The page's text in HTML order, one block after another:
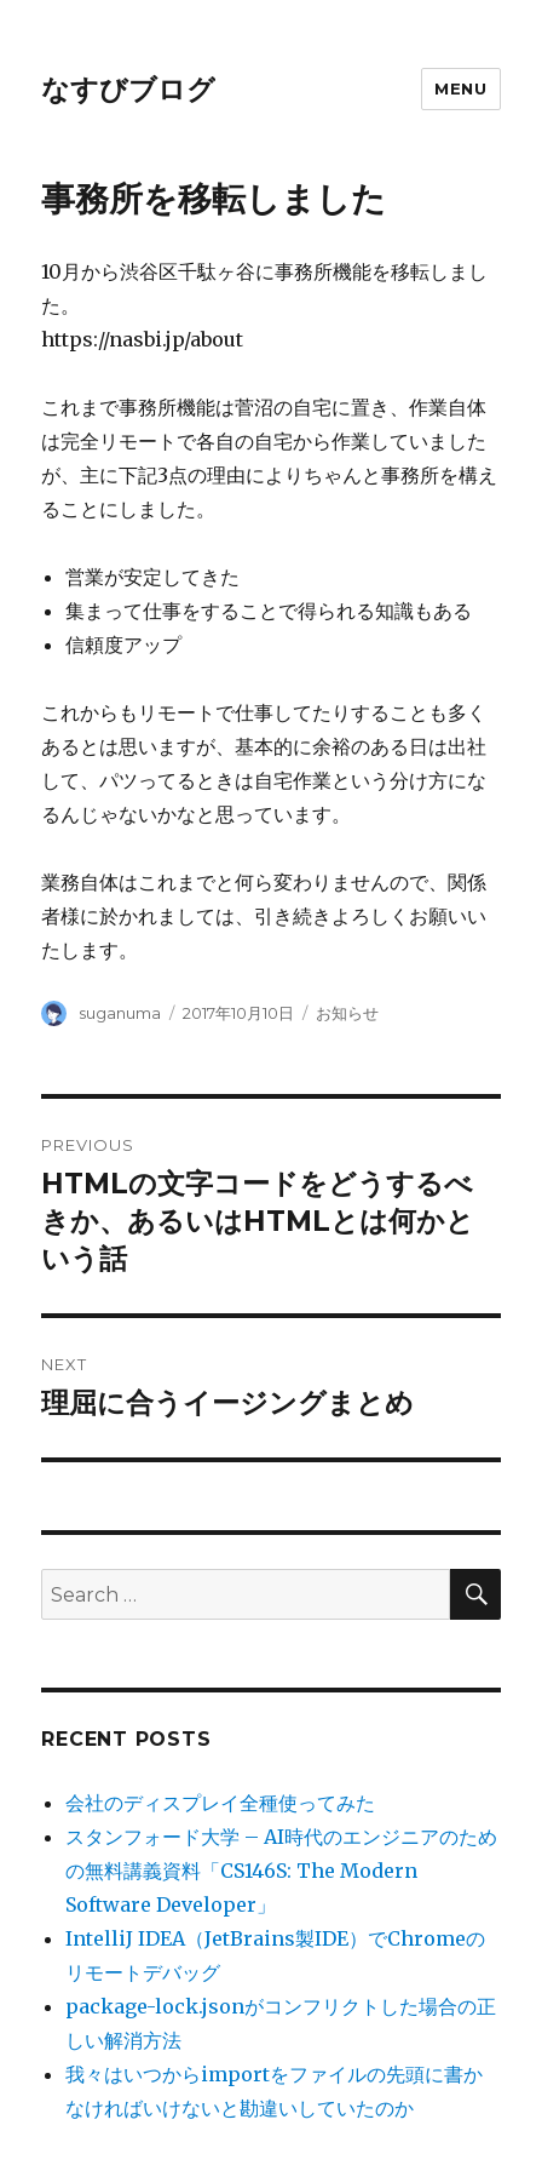
なすびブログ MENU
事務所を移転しました
10月から渋谷区千駄ヶ谷に事務所機能を移転しまし
た。
https://nasbi.jp/about
これまで事務所機能は菅沼の自宅に置き、作業自体
は完全リモートで各自の自宅から作業していました
が、主に下記3点の理由によりちゃんと事務所を構え
ることにしました。
営業が安定してきた
集まって仕事をすることで得られる知識もある
信頼度アップ
これからもリモートで仕事してたりすることも多く
あるとは思いますが、基本的に余裕のある日は出社
して、パツってるときは自宅作業という分け方にな
るんじゃないかなと思っています。
業務自体はこれまでと何ら変わりませんので、関係
者様に於かれましては、引き続きよろしくお願いい
たします。
Author
suganuma
Posted
2017年10月10日 Categories
お知らせ
navigation
PREVIOUS
Previous
post:
HTMLの文字コードをどうするべ
きか、あるいはHTMLとは何かと
いう話
NEXT
Next
理屈に合うイージングまとめ
Search
for:
RECENT POSTS
会社のディスプレイ全種使ってみた
スタンフォード大学 – AI時代のエンジニアのため
の無料講義資料「CS146S: The Modern
Software Developer」
IntelliJ IDEA（JetBrains製IDE）でChromeの
リモートデバッグ
package-lock.jsonがコンフリクトした場合の正
しい解消方法
我々はいつからimportをファイルの先頭に書か
なければいけないと勘違いしていたのか